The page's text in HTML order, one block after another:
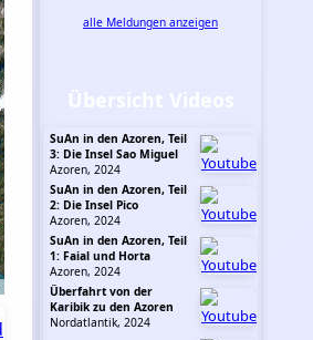
alle Meldungen anzeigen
Übersicht Videos
SuAn in den Azoren, Teil
3: Die Insel Sao Miguel
Azoren, 2024
SuAn in den Azoren, Teil
2: Die Insel Pico
Azoren, 2024
SuAn in den Azoren, Teil
1: Faial und Horta
Azoren, 2024
Überfahrt von der
Karibik zu den Azoren
Nordatlantik, 2024